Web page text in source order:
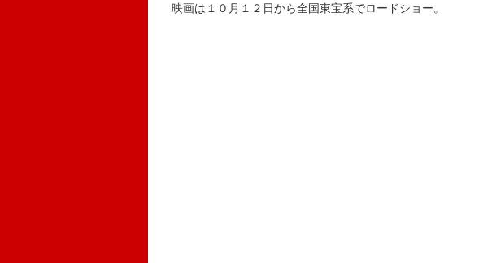
映画は１０月１２日から全国東宝系でロードショー。